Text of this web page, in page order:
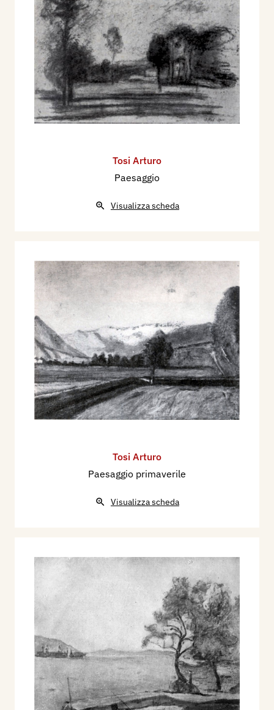
Tosi Arturo
Paesaggio
Visualizza scheda
Tosi Arturo
Paesaggio primaverile
Visualizza scheda